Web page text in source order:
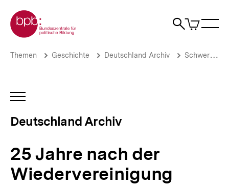
zum
Seiteninhalt
springen
Zur Startseite der bpb
Suche
Artikel
im
25
Wiedervereinigung
Deutschland
Archiv
Brotkrümelnavigation
Pfadnavigation
Themen Geschichte Deutschland Archiv Schwerpunkte
INHALTSNAVIGATION
Deutschland Archiv
25 Jahre nach der
Wiedervereinigung